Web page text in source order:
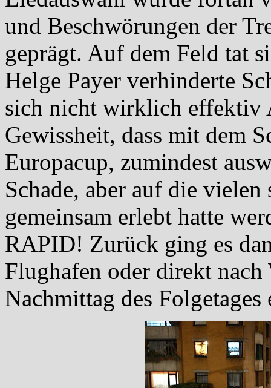
und Beschwörungen der
geprägt. Auf dem Feld tat
Helge Payer verhinderte
sich nicht wirklich effektiv
Gewissheit, dass mit dem
Europacup, zumindest
Schade, aber auf die
gemeinsam erlebt hatte
RAPID! Zurück ging es
Flughafen oder direkt
Nachmittag des Folgetages